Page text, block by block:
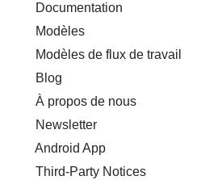
Documentation
Modèles
Modèles de flux de travail
Blog
À propos de nous
Newsletter
Android App
Third-Party Notices